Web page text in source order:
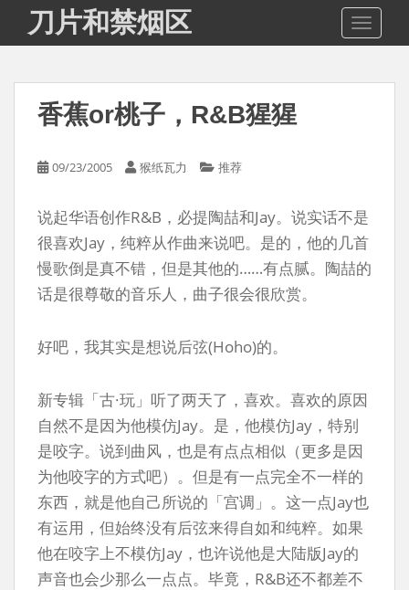
i
刀片和禁烟区
香蕉or桃子，R&B猩猩
09/23/2005 猴纸瓦力 推荐
说起华语创作R&B，必提陶喆和Jay。说实话不是
很喜欢Jay，纯粹从作曲来说吧。是的，他的几首
慢歌倒是真不错，但是其他的……有点腻。陶喆的
话是很尊敬的音乐人，曲子很会很欣赏。
好吧，我其实是想说后弦(Hoho)的。
新专辑「古·玩」听了两天了，喜欢。喜欢的原因
自然不是因为他模仿Jay。是，他模仿Jay，特别
是咬字。说到曲风，也是有点点相似（更多是因
为他咬字的方式吧）。但是有一点完全不一样的
东西，就是他自己所说的「宫调」。这一点Jay也
有运用，但始终没有后弦来得自如和纯粹。如果
他在咬字上不模仿Jay，也许说他是大陆版Jay的
声音也会少那么一点点。毕竟，R&B还不都差不